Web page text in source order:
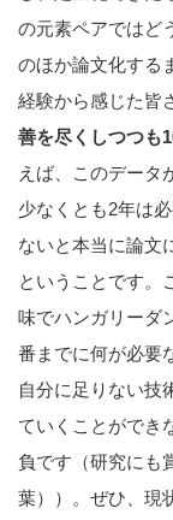
の元素ペアではど
のほか論文化する
経験から感じた皆
善を尽くしつつも
えば、このデータ
少なくとも2年は
ないと本当に論文
ということです。
味でハンガリーダ
番までに何が必要
自分に足りない技
ていくことができ
負です（研究にも
葉））。ぜひ、現